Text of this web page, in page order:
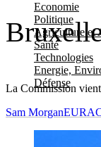
Economie
Politique
Agriculture et
Santé
Technologies
Energie,
Défense
La Commission
Sam Morgan